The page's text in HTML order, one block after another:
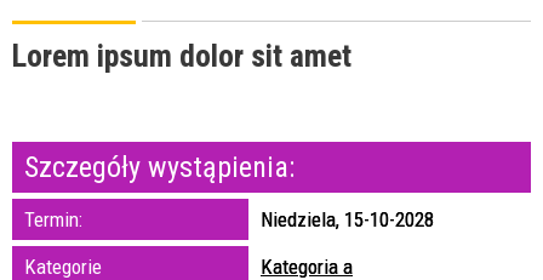
Trwające w
zakresie
Lorem ipsum dolor sit amet
Szczegóły wystąpienia:
Termin:
Niedziela, 15-10-2028
Kategorie
Kategoria a